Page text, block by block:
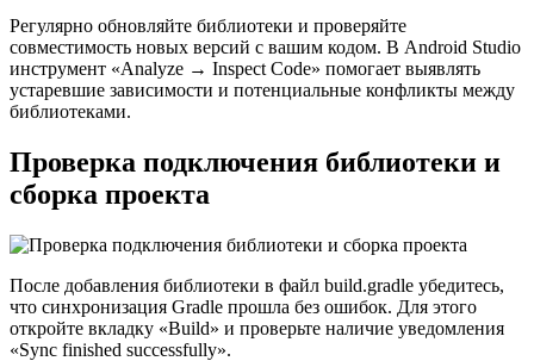
Регулярно обновляйте библиотеки и проверяйте
совместимость новых версий с вашим кодом. В Android Studio
инструмент «Analyze → Inspect Code» помогает выявлять
устаревшие зависимости и потенциальные конфликты между
библиотеками.
Проверка подключения библиотеки и
сборка проекта
После добавления библиотеки в файл build.gradle убедитесь,
что синхронизация Gradle прошла без ошибок. Для этого
откройте вкладку «Build» и проверьте наличие уведомления
«Sync finished successfully».